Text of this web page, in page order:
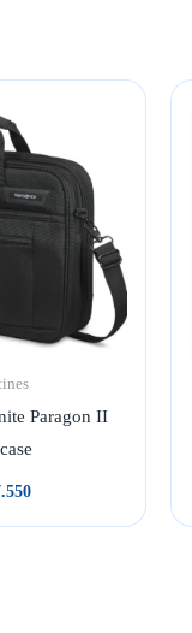
Paragon II